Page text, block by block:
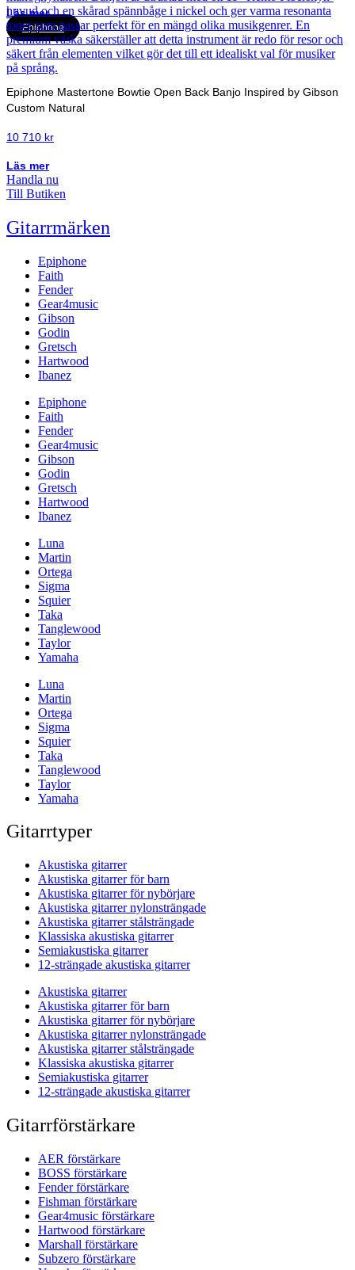
Läs mer
Epiphone
Epiphone Mastertone Bowtie Open Back Banjo Inspired by Gibson
Custom Natural
10 710 kr
Läs mer
Handla nu
Till Butiken
Gitarrmärken
Epiphone
Faith
Fender
Gear4music
Gibson
Godin
Gretsch
Hartwood
Ibanez
Epiphone
Faith
Fender
Gear4music
Gibson
Godin
Gretsch
Hartwood
Ibanez
Luna
Martin
Ortega
Sigma
Squier
Taka
Tanglewood
Taylor
Yamaha
Luna
Martin
Ortega
Sigma
Squier
Taka
Tanglewood
Taylor
Yamaha
Gitarrtyper
Akustiska gitarrer
Akustiska gitarrer för barn
Akustiska gitarrer för nybörjare
Akustiska gitarrer nylonsträngade
Akustiska gitarrer stålsträngade
Klassiska akustiska gitarrer
Semiakustiska gitarrer
12-strängade akustiska gitarrer
Akustiska gitarrer
Akustiska gitarrer för barn
Akustiska gitarrer för nybörjare
Akustiska gitarrer nylonsträngade
Akustiska gitarrer stålsträngade
Klassiska akustiska gitarrer
Semiakustiska gitarrer
12-strängade akustiska gitarrer
Gitarrförstärkare
AER förstärkare
BOSS förstärkare
Fender förstärkare
Fishman förstärkare
Gear4music förstärkare
Hartwood förstärkare
Marshall förstärkare
Subzero förstärkare